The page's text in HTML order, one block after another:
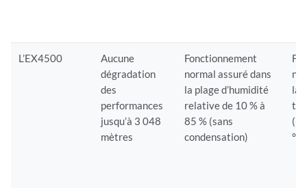
L’EX4500
Aucune
dégradation
des
performances
jusqu’à 3 048
mètres
Fonctionnement
normal assuré dans
la plage d’humidité
relative de 10 % à
85 % (sans
condensation)
la
°F)